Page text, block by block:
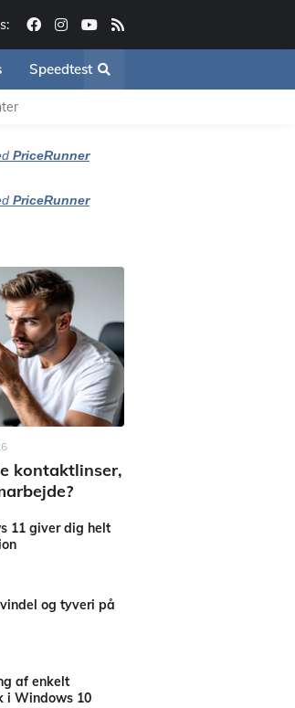
Speedtest
PriceRunner
PriceRunner
kontaktlinser,
11 giver dig helt
og tyveri på
af enkelt
i Windows 10